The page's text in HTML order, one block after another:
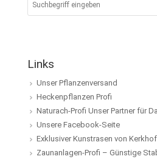
Links
Unser Pflanzenversand
Heckenpflanzen Profi
Naturach-Profi Unser Partner für
Unsere Facebook-Seite
Exklusiver Kunstrasen von
Zaunanlagen-Profi – Günstige